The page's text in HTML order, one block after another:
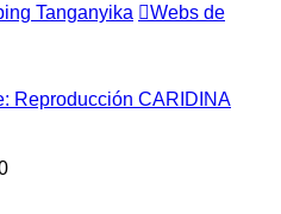
Tanganyika
Webs de
Reproducción CARIDINA